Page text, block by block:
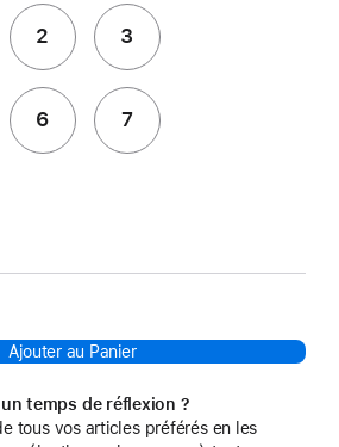
2 3
6 7
Ajouter au Panier
temps de réflexion ?
tous vos articles préférés en les